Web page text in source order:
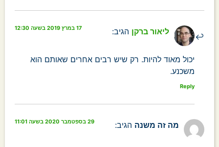
ליאור ברקן הגיב: 17 במרץ 2019 בשעה 12:30
יכול מאוד להיות. רק שיש רבים אחרים שאותם הוא
משכנע.
Reply
מה זה משנה הגיב: 29 בספטמבר 2020 בשעה 11:01